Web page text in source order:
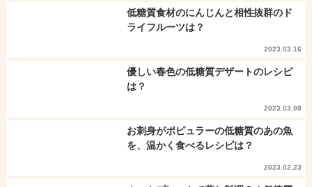
低糖質食材のにんじんと相性抜群のド
ライフルーツは？
2023.03.16
優しい春色の低糖質デザートのレシピ
は？
2023.03.09
お刺身がポピュラーの低糖質のあの魚
を、温かく食べるレシピは？
2023.02.23